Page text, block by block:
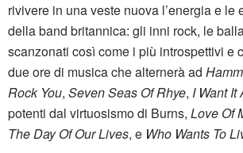
rivivere in una veste nuova l’energia e le
della band britannica: gli inni rock, le
scanzonati così come i più introspettivi e
due ore di musica che alternerà ad
Rock You, Seven Seas Of Rhye, I Want It
potenti dal virtuosismo di Burns, Love Of
The Day Of Our Lives, e Who Wants To